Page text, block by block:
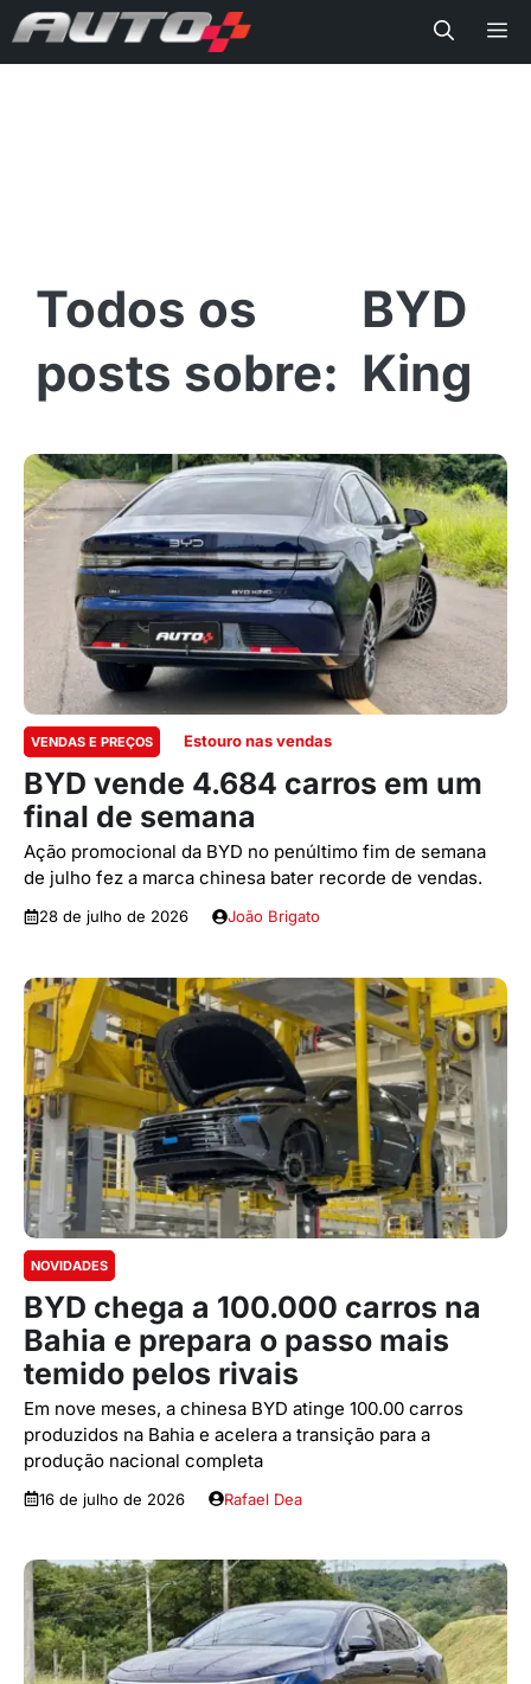
BYD
King
VENDAS E PREÇOS Estouro nas vendas
BYD vende 4.684 carros em um
final de semana
Ação promocional da BYD no penúltimo fim de semana
de julho fez a marca chinesa bater recorde de vendas.
28 de julho de 2026 João Brigato
NOVIDADES
BYD chega a 100.000 carros na
Bahia e prepara o passo mais
temido pelos rivais
Em nove meses, a chinesa BYD atinge 100.00 carros
produzidos na Bahia e acelera a transição para a
produção nacional completa
16 de julho de 2026 Rafael Dea